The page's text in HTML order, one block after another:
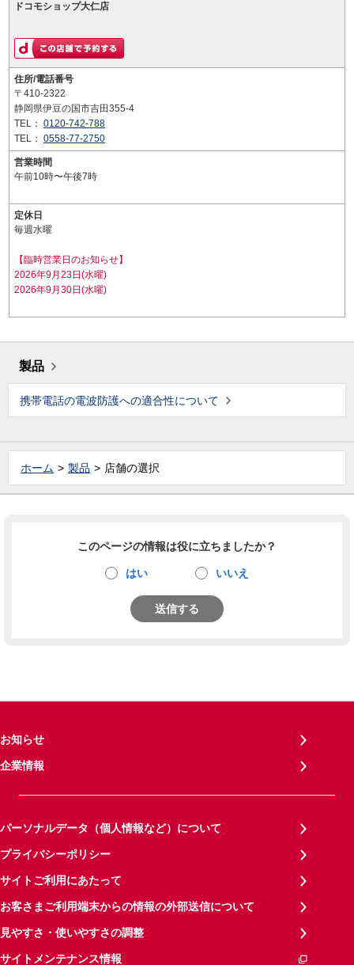
ドコモショップ大仁店
住所/電話番号
〒410-2322
静岡県伊豆の国市吉田355-4
TEL： 0120-742-788
TEL： 0558-77-2750
営業時間
午前10時〜午後7時
定休日
毎週水曜
【臨時営業日のお知らせ】
2026年9月23日(水曜)
2026年9月30日(水曜)
製品
携帯電話の電波防護への適合性について
ホーム 製品 店舗の選択
このページの情報は役に立ちましたか？
はい いいえ
送信する
お知らせ
企業情報
パーソナルデータ（個人情報など）について
プライバシーポリシー
サイトご利用にあたって
お客さまご利用端末からの情報の外部送信について
見やすさ・使いやすさの調整
サイトメンテナンス情報